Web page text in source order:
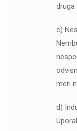
druga
c)
meri
d)